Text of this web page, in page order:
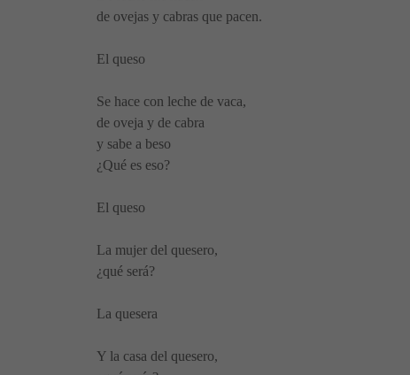
de ovejas y cabras que pacen.
El queso
Se hace con leche de vaca,
de oveja y de cabra
y sabe a beso
¿Qué es eso?
El queso
La mujer del quesero,
¿qué será?
La quesera
Y la casa del quesero,